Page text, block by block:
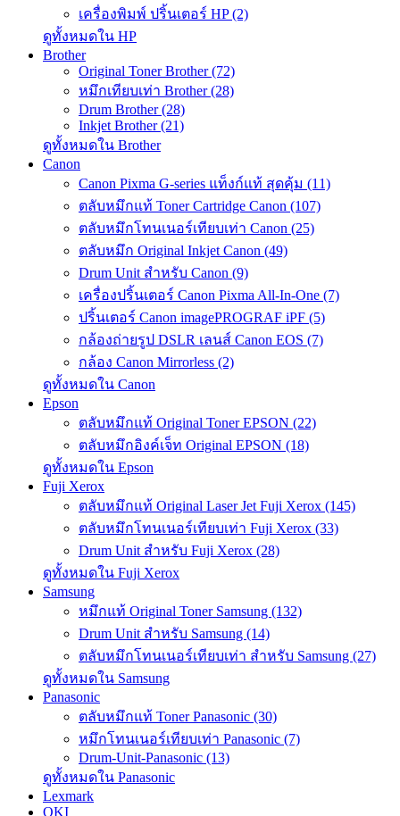
เครื่องพิมพ์ ปริ้นเตอร์ HP (2)
ดูทั้งหมดใน HP
Brother
Original Toner Brother (72)
หมึกเทียบเท่า Brother (28)
Drum Brother (28)
Inkjet Brother (21)
ดูทั้งหมดใน Brother
Canon
Canon Pixma G-series แท็งก์แท้ สุดคุ้ม (11)
ตลับหมึกแท้ Toner Cartridge Canon (107)
ตลับหมึกโทนเนอร์เทียบเท่า Canon (25)
ตลับหมึก Original Inkjet Canon (49)
Drum Unit สำหรับ Canon (9)
เครื่องปริ้นเตอร์ Canon Pixma All-In-One (7)
ปริ้นเตอร์ Canon imagePROGRAF iPF (5)
กล้องถ่ายรูป DSLR เลนส์ Canon EOS (7)
กล้อง Canon Mirrorless (2)
ดูทั้งหมดใน Canon
Epson
ตลับหมึกแท้ Original Toner EPSON (22)
ตลับหมึกอิงค์เจ็ท Original EPSON (18)
ดูทั้งหมดใน Epson
Fuji Xerox
ตลับหมึกแท้ Original Laser Jet Fuji Xerox (145)
ตลับหมึกโทนเนอร์เทียบเท่า Fuji Xerox (33)
Drum Unit สำหรับ Fuji Xerox (28)
ดูทั้งหมดใน Fuji Xerox
Samsung
หมึกแท้ Original Toner Samsung (132)
Drum Unit สำหรับ Samsung (14)
ตลับหมึกโทนเนอร์เทียบเท่า สำหรับ Samsung (27)
ดูทั้งหมดใน Samsung
Panasonic
ตลับหมึกแท้ Toner Panasonic (30)
หมึกโทนเนอร์เทียบเท่า Panasonic (7)
Drum-Unit-Panasonic (13)
ดูทั้งหมดใน Panasonic
Lexmark
OKI